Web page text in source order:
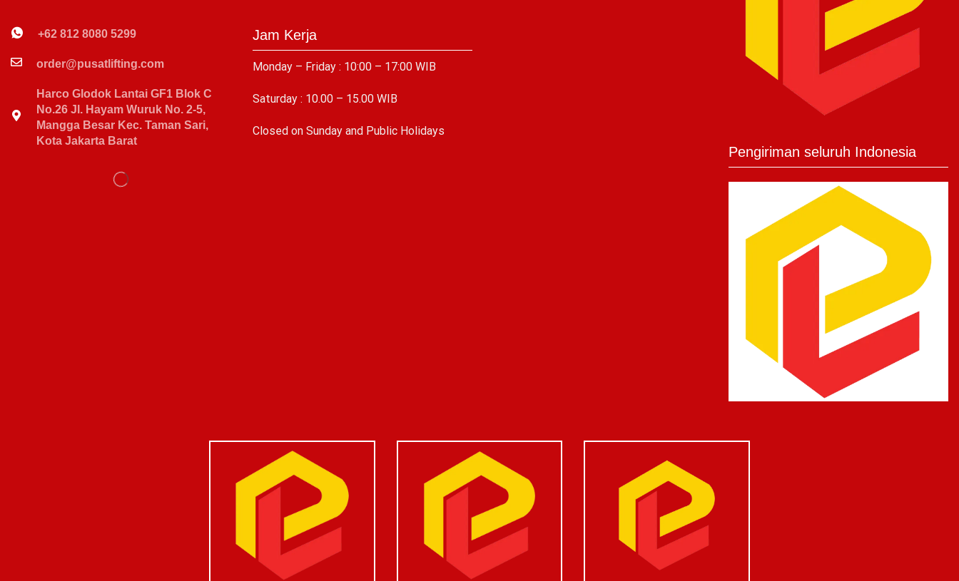
+62 812 8080 5299
order@pusatlifting.com
Harco Glodok Lantai GF1 Blok C
No.26 Jl. Hayam Wuruk No. 2-5,
Mangga Besar Kec. Taman Sari,
Kota Jakarta Barat
Jam Kerja
Monday – Friday : 10:00 – 17:00 WIB
Saturday : 10.00 – 15.00 WIB
Closed on Sunday and Public Holidays
Pengiriman seluruh Indonesia